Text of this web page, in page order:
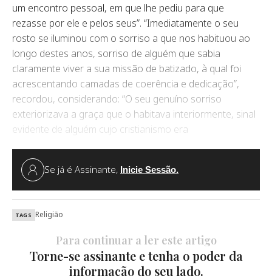
um encontro pessoal, em que lhe pediu para que
rezasse por ele e pelos seus”. “Imediatamente o seu
rosto se iluminou com o sorriso a que nos habituou ao
longo destes anos, sorriso de alguém que sabia
claramente viver a sua missão de batizado, à qual foi
acrescentando camadas de coerência e dedicação”,
recordou, considerando: “O seu genuíno sorriso
exteriorizava a graça que o habitava interiormente, sinal
evidente de alguém cujo cristianismo era
Se já é Assinante, Inicie Sessão.
TAGS Religião
Para continuar a ler este artigo
Torne-se assinante e tenha o poder da
informação do seu lado.